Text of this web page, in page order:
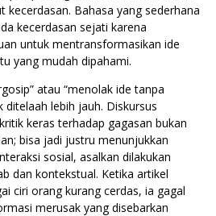
kecerdasan. Bahasa yang sederhana
kecerdasan sejati karena
untuk mentransformasikan ide
yang mudah dipahami.
atau “menolak ide tanpa
ditelaah lebih jauh. Diskursus
keras terhadap gagasan bukan
bisa jadi justru menunjukkan
sosial, asalkan dilakukan
dan kontekstual. Ketika artikel
ciri orang kurang cerdas, ia gagal
merusak yang disebarkan